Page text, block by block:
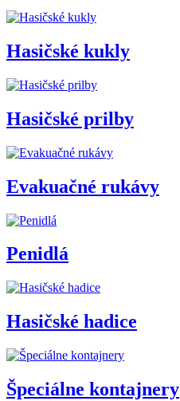
Hasičské kukly
Hasičské prilby
Evakuačné rukávy
Penidlá
Hasičské hadice
Špeciálne kontajnery